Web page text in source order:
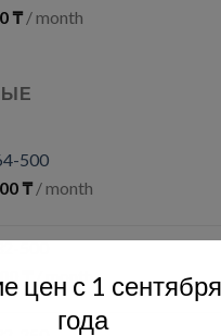
₸ / month
500
₸ / month
цен с 1
года